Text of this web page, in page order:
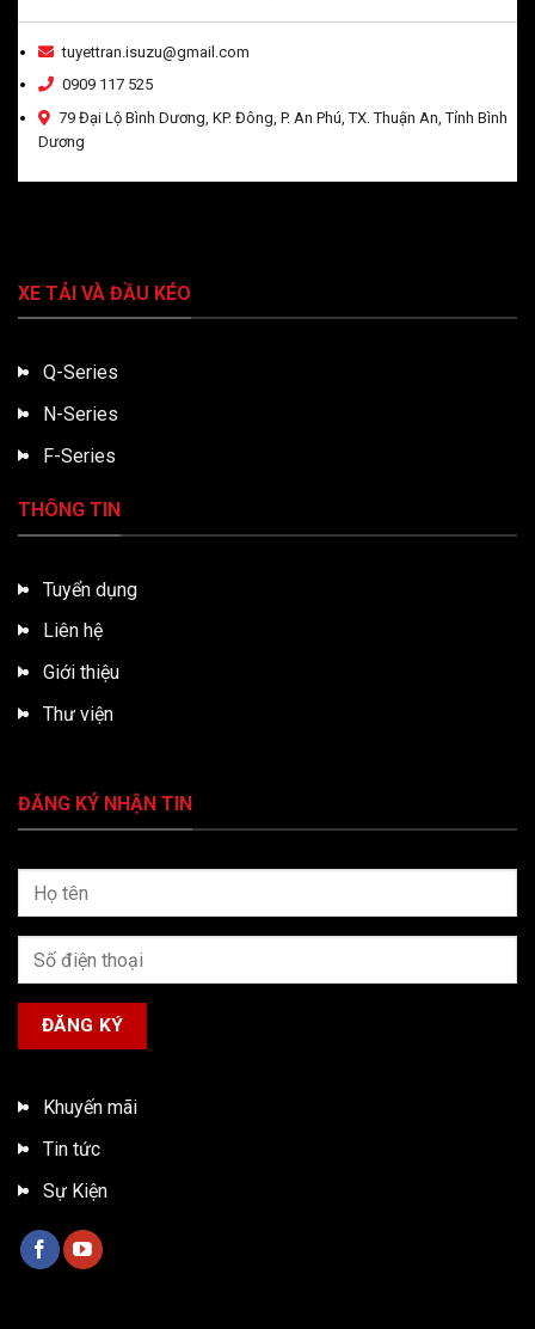
tuyettran.isuzu@gmail.com
0909 117 525
79 Đại Lộ Bình Dương, KP. Đông, P. An Phú, TX. Thuận An, Tỉnh Bình
Dương
XE TẢI VÀ ĐẦU KÉO
Q-Series
N-Series
F-Series
THÔNG TIN
Tuyển dụng
Liên hệ
Giới thiệu
Thư viện
ĐĂNG KÝ NHẬN TIN
Khuyến mãi
Tin tức
Sự Kiện